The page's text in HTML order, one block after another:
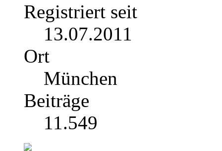
Registriert seit
13.07.2011
Ort
München
Beiträge
11.549